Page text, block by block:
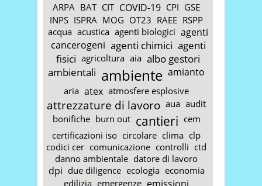
ARPA BAT CIT COVID-19 CPI GSE
INPS ISPRA MOG OT23 RAEE RSPP
acqua acustica agenti biologici agenti
cancerogeni agenti chimici agenti
fisici agricoltura aia albo gestori
ambientali ambiente amianto
aria atex atmosfere esplosive
attrezzature di lavoro aua audit
bonifiche burn out cantieri cem
certificazioni iso circolare clima clp
codici cer comunicazione controlli ctd
danno ambientale datore di lavoro
dpi due diligence ecologia economia
edilizia emergenze